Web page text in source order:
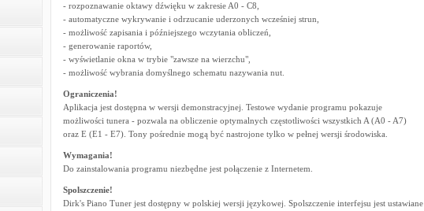
- rozpoznawanie oktawy dźwięku w zakresie A0 - C8,
- automatyczne wykrywanie i odrzucanie uderzonych wcześniej strun,
- możliwość zapisania i późniejszego wczytania obliczeń,
- generowanie raportów,
- wyświetlanie okna w trybie "zawsze na wierzchu",
- możliwość wybrania domyślnego schematu nazywania nut.
Ograniczenia!
Aplikacja jest dostępna w wersji demonstracyjnej. Testowe wydanie programu pokazuje
możliwości tunera - pozwala na obliczenie optymalnych częstotliwości wszystkich A (A0 - A7)
oraz E (E1 - E7). Tony pośrednie mogą być nastrojone tylko w pełnej wersji środowiska.
Wymagania!
Do zainstalowania programu niezbędne jest połączenie z Internetem.
Spolszczenie!
Dirk's Piano Tuner jest dostępny w polskiej wersji językowej. Spolszczenie interfejsu jest ustawiane